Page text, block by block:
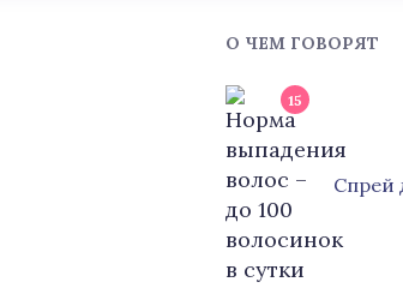
О ЧЕМ ГОВОРЯТ
15
Cпрей